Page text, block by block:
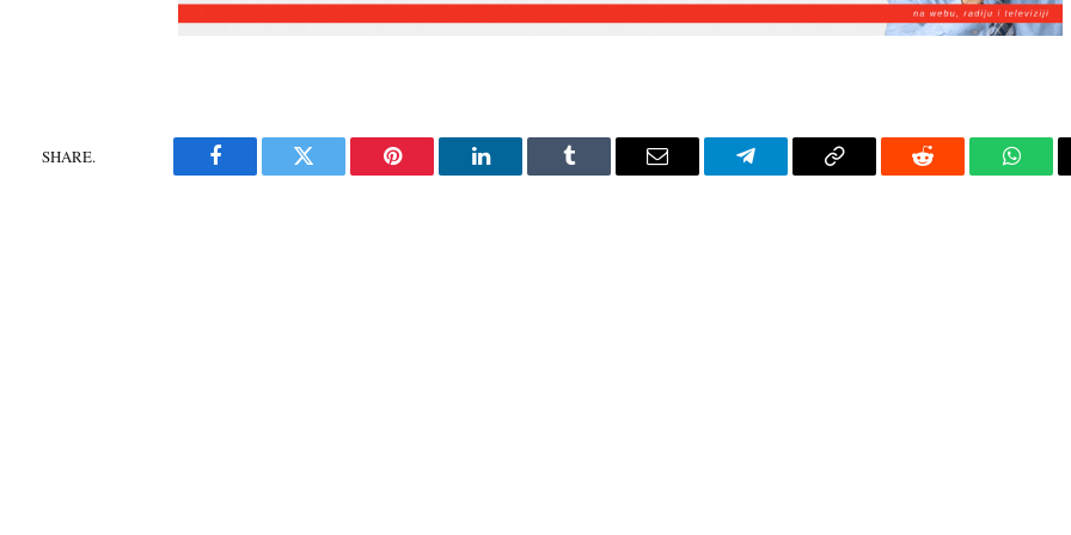
SHARE.
Facebook Twitter Pinterest LinkedIn Tumblr Email Telegram Copy
Reddit